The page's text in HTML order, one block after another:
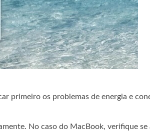
primeiro os problemas de energia e
No caso do MacBook, verifique se